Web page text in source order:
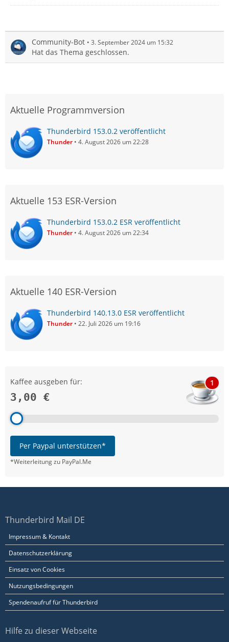
Community-Bot 3. September 2024 um 15:32
Hat das Thema geschlossen.
Aktuelle Programmversion
Thunderbird 153.0.2 veröffentlicht
Thunder 4. August 2026 um 22:28
Aktuelle 153 ESR-Version
Thunderbird 153.0.2 ESR veröffentlicht
Thunder 4. August 2026 um 22:34
Aktuelle 140 ESR-Version
Thunderbird 140.13.0 ESR veröffentlicht
Thunder 22. Juli 2026 um 19:16
Kaffee ausgeben für:
3,00 €
1
Per Paypal unterstützen*
*Weiterleitung zu PayPal.Me
Thunderbird Mail DE
Impressum & Kontakt
Datenschutzerklärung
Einsatz von Cookies
Nutzungsbedingungen
Spendenaufruf für Thunderbird
Hilfe zu dieser Webseite